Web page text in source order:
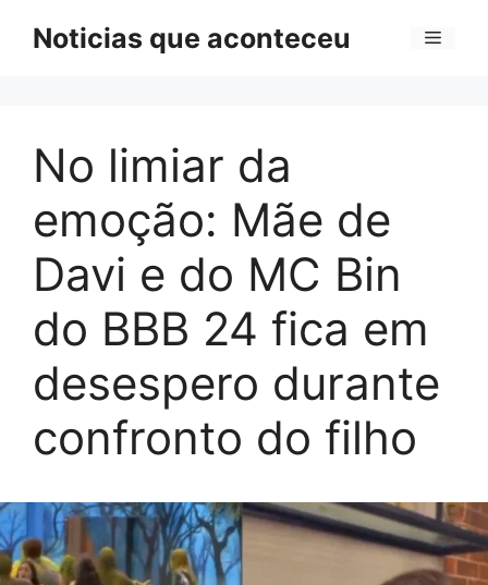
Noticias que aconteceu Menu
No limiar da
emoção: Mãe de
Davi e do MC Bin
do BBB 24 fica em
desespero durante
confronto do filho